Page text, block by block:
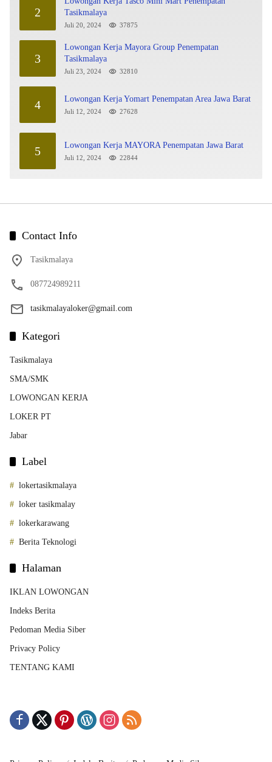
2
Tasikmalaya
Juli 20, 2024 37875
3
Lowongan Kerja Mayora Group Penempatan
Tasikmalaya
Juli 23, 2024 32810
4 Lowongan Kerja Yomart Penempatan Area Jawa Barat
Juli 12, 2024 27628
5 Lowongan Kerja MAYORA Penempatan Jawa Barat
Juli 12, 2024 22844
Contact Info
Tasikmalaya
087724989211
tasikmalayaloker@gmail.com
Kategori
Tasikmalaya
SMA/SMK
LOWONGAN KERJA
LOKER PT
Jabar
Label
lokertasikmalaya
loker tasikmalay
lokerkarawang
Berita Teknologi
Halaman
IKLAN LOWONGAN
Indeks Berita
Pedoman Media Siber
Privacy Policy
TENTANG KAMI